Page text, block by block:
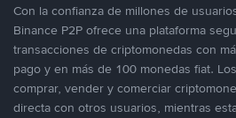
Con la confianza de millones de
Binance P2P ofrece una plataforma
transacciones de criptomonedas con
pago y en más de 100 monedas fiat.
comprar, vender y comerciar
directa con otros usuarios, mientras